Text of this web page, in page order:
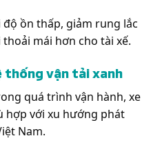
ồn thấp, giảm rung lắc
mái hơn cho tài xế.
thống vận tải xanh
quá trình vận hành, xe
hợp với xu hướng phát
Nam.